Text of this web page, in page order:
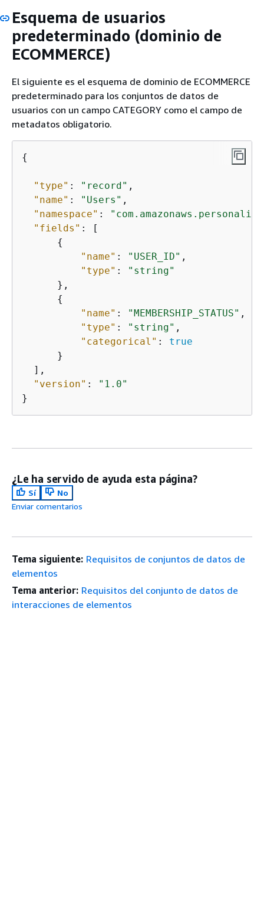
Esquema de usuarios
predeterminado (dominio de
ECOMMERCE)
El siguiente es el esquema de dominio de ECOMMERCE
predeterminado para los conjuntos de datos de
usuarios con un campo CATEGORY como el campo de
metadatos obligatorio.
{
"type" : "record" ,
"name" : "Users" ,
"namespace" :
"fields" : [
{
"name" : "USER_ID" ,
"type" :
"string"
      },
{
"name" : "MEMBERSHIP_STATUS" ,
"type" : "string" ,
"categorical" : true
      }
  ],
"version" :
"1.0"
}
¿Le ha servido de ayuda esta página?
Sí
No
Enviar comentarios
Tema siguiente: Requisitos de conjuntos de datos de
elementos
Tema anterior: Requisitos del conjunto de datos de
interacciones de elementos